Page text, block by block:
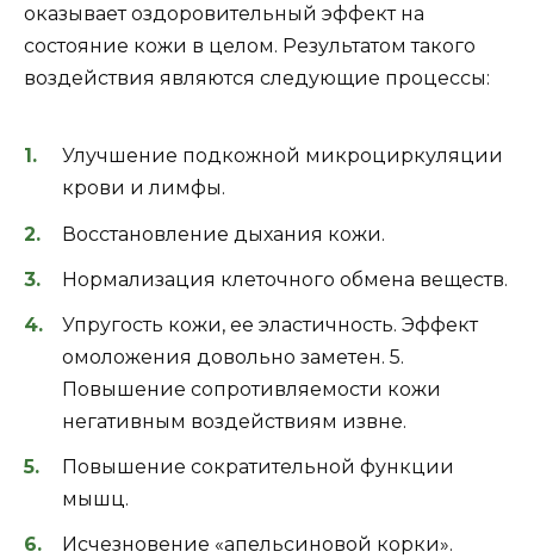
оказывает оздоровительный эффект на
состояние кожи в целом. Результатом такого
воздействия являются следующие процессы:
Улучшение подкожной микроциркуляции
крови и лимфы.
Восстановление дыхания кожи.
Нормализация клеточного обмена веществ.
Упругость кожи, ее эластичность. Эффект
омоложения довольно заметен. 5.
Повышение сопротивляемости кожи
негативным воздействиям извне.
Повышение сократительной функции
мышц.
Исчезновение «апельсиновой корки».